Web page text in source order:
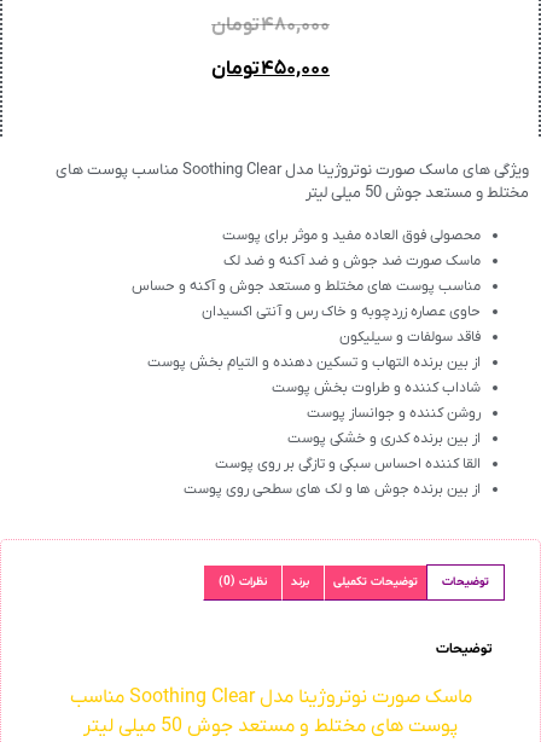
۴۸۰,۰۰۰تومان
۴۵۰,۰۰۰تومان
ویژگی های ماسک صورت نوتروژینا مدل Soothing Clear مناسب پوست های
مختلط و مستعد جوش 50 میلی لیتر
محصولی فوق العاده مفید و موثر برای پوست
ماسک صورت ضد جوش و ضد آکنه و ضد لک
مناسب پوست های مختلط و مستعد جوش و آکنه و حساس
حاوی عصاره زردچوبه و خاک رس و آنتی اکسیدان
فاقد سولفات و سیلیکون
از بین برنده التهاب و تسکین دهنده و التیام بخش پوست
شاداب کننده و طراوت بخش پوست
روشن کننده و جوانساز پوست
از بین برنده کدری و خشکی پوست
القا کننده احساس سبکی و تازگی بر روی پوست
از بین برنده جوش ها و لک های سطحی روی پوست
توضیحات توضیحات تکمیلی برند نظرات (0)
توضیحات
ماسک صورت نوتروژینا مدل Soothing Clear مناسب
پوست های مختلط و مستعد جوش 50 میلی لیتر